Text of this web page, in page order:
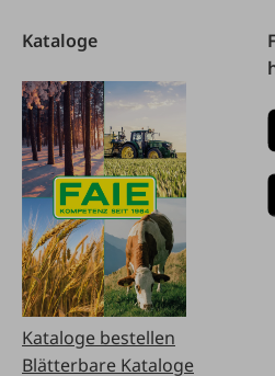
Kataloge
Kataloge bestellen
Blätterbare Kataloge